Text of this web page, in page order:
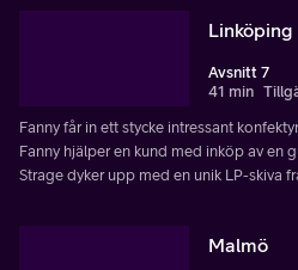
Linköping
Avsnitt 7
41 min
Fanny får in ett stycke intressant
Fanny hjälper en kund med inköp av en
Strage dyker upp med en unik LP-skiva
Malmö